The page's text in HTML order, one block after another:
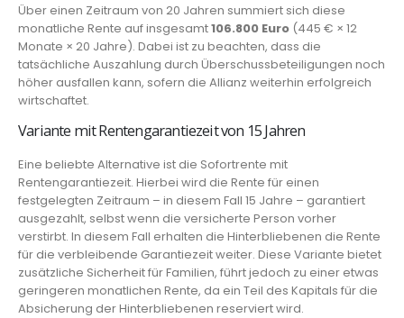
Über einen Zeitraum von 20 Jahren summiert sich diese
monatliche Rente auf insgesamt106.800 Euro (445 € × 12
Monate × 20 Jahre). Dabei ist zu beachten, dass die
tatsächliche Auszahlung durch Überschussbeteiligungen noch
höher ausfallen kann, sofern die Allianz weiterhin erfolgreich
wirtschaftet.
Variante mit Rentengarantiezeit von 15 Jahren
Eine beliebte Alternative ist die Sofortrente mit
Rentengarantiezeit. Hierbei wird die Rente für einen
festgelegten Zeitraum – in diesem Fall 15 Jahre – garantiert
ausgezahlt, selbst wenn die versicherte Person vorher
verstirbt. In diesem Fall erhalten die Hinterbliebenen die Rente
für die verbleibende Garantiezeit weiter. Diese Variante bietet
zusätzliche Sicherheit für Familien, führt jedoch zu einer etwas
geringeren monatlichen Rente, da ein Teil des Kapitals für die
Absicherung der Hinterbliebenen reserviert wird.